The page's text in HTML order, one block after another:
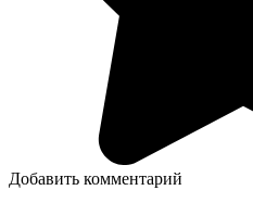
Добавить комментарий